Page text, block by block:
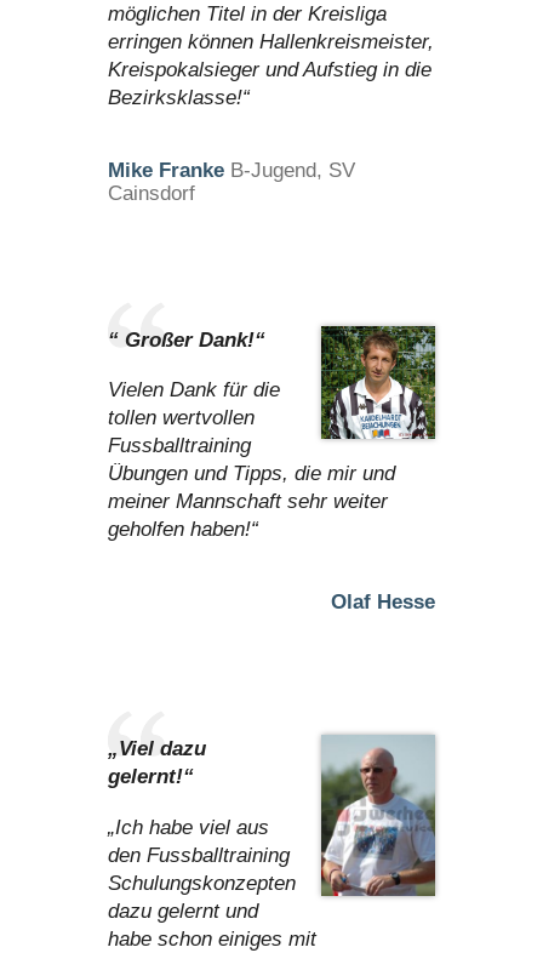
möglichen Titel in der Kreisliga
erringen können Hallenkreismeister,
Kreispokalsieger und Aufstieg in die
Bezirksklasse!“
Mike Franke B-Jugend, SV
Cainsdorf
“ Großer Dank!“
Vielen Dank für die
tollen wertvollen
Fussballtraining
Übungen und Tipps, die mir und
meiner Mannschaft sehr weiter
geholfen haben!“
Olaf Hesse
„Viel dazu
gelernt!“
„Ich habe viel aus
den Fussballtraining
Schulungskonzepten
dazu gelernt und
habe schon einiges mit